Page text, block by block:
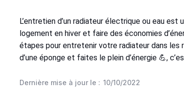
L’entretien d’un radiateur électrique ou eau
logement en hiver et faire des économies
étapes pour entretenir votre radiateur dans les
d’une éponge et faites le plein d’énergie 💪,
Dernière mise à jour le : 10/10/2022